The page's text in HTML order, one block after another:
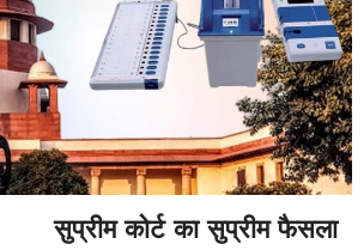
सुप्रीम कोर्ट का सुप्रीम फैसला